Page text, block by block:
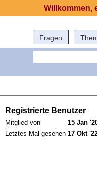
Fragen
Registrierte Benutzer
Mitglied von
15 Jan
Letztes Mal gesehen 17 Okt
Willkommen,